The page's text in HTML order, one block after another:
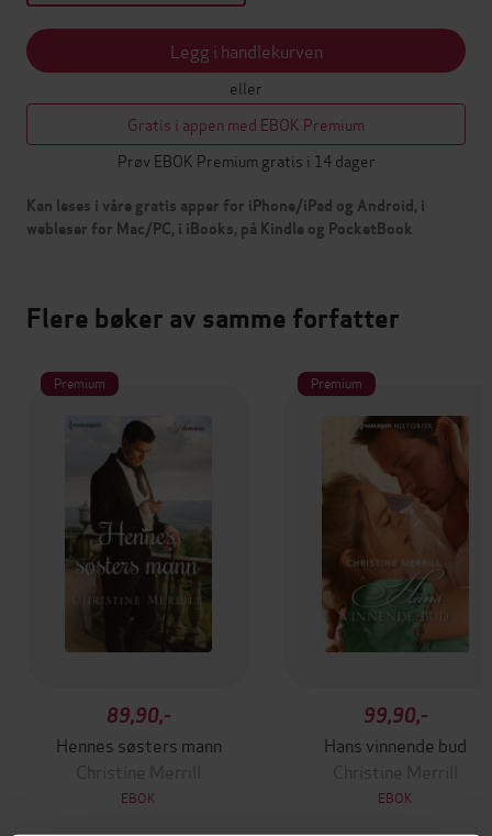
Legg i handlekurven
eller
Gratis i appen med EBOK Premium
Prøv EBOK Premium gratis i 14 dager
Kan leses i våre gratis apper for iPhone/iPad og Android, i
webleser for Mac/PC, i iBooks, på Kindle og PocketBook
Flere bøker av samme forfatter
Premium
89,90,-
Hennes søsters mann
Christine Merrill
EBOK
Premium
99,90,-
Hans vinnende bud
Christine Merrill
EBOK